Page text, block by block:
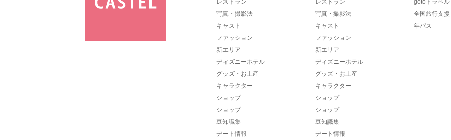
レストラン
写真・撮影法
キャスト
ファッション
新エリア
ディズニーホテル
グッズ・お土産
キャラクター
ショップ
ショップ
豆知識集
デート情報
レストラン
写真・撮影法
キャスト
ファッション
新エリア
ディズニーホテル
グッズ・お土産
キャラクター
ショップ
ショップ
豆知識集
デート情報
gotoトラベル
全国旅行支援
年パス